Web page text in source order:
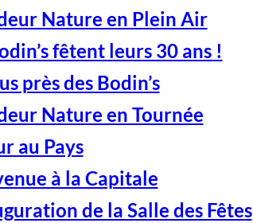
Nature en Plein Air
fêtent leurs 30 ans !
près des Bodin’s
Nature en Tournée
au Pays
à la Capitale
de la Salle des Fêtes